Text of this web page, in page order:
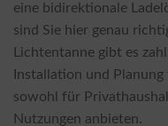
eine bidirektionale
sind Sie hier genau
Lichtentanne gibt es
Installation und
sowohl für
Nutzungen anbieten.